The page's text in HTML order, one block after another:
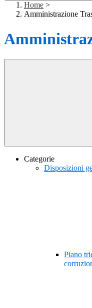
Home >
Amministrazione
Categorie
Disposizioni
Piano